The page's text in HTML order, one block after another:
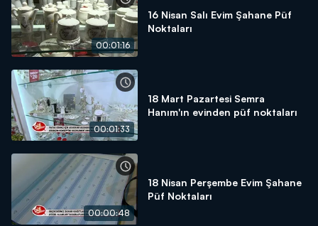
00:01:16
16 Nisan Salı Evim Şahane Püf
Noktaları
00:01:33
18 Mart Pazartesi Semra
Hanım'ın evinden püf noktaları
00:00:48
18 Nisan Perşembe Evim Şahane
Püf Noktaları